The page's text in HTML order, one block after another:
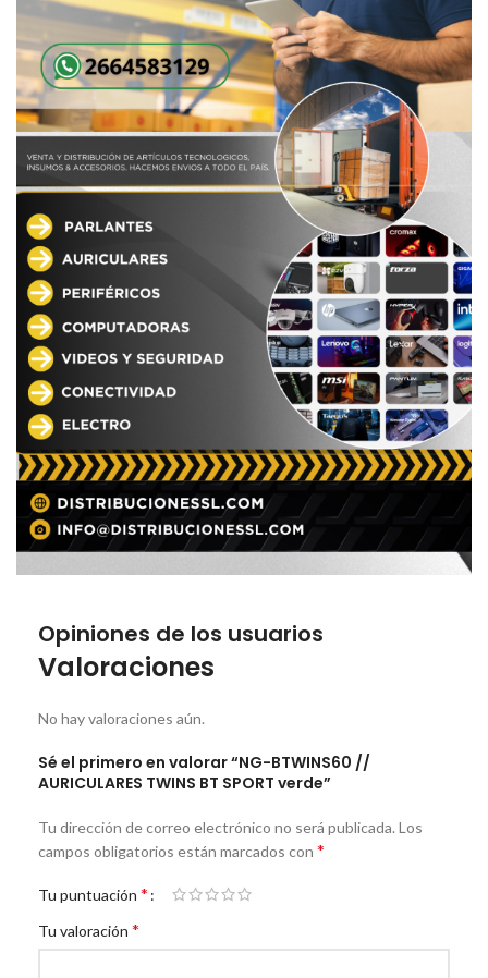
Opiniones de los usuarios
Valoraciones
No hay valoraciones aún.
Sé el primero en valorar “NG-BTWINS60 //
AURICULARES TWINS BT SPORT verde”
Tu dirección de correo electrónico no será publicada. Los
campos obligatorios están marcados con *
Tu puntuación *
Tu valoración *